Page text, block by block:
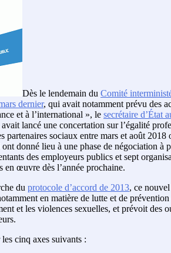
Dès le lendemain du Comité
dernier, qui avait notamment prévu des
et à l’international », le secrétaire d’État
avait lancé une concertation sur l’égalité
partenaires sociaux entre mars et août 2018
donné lieu à une phase de négociation à
des employeurs publics et sept
en œuvre dès l’année prochaine.
du protocole d’accord de 2013, ce
en matière de lutte et de
et les violences sexuelles, et prévoit des
cinq axes suivants :